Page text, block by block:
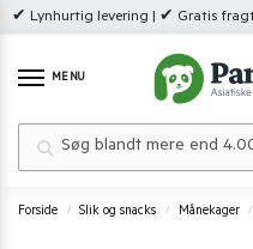
✔ Lynhurtig levering | ✔ Gratis
MENU
Forside / Slik og snacks / Månekager /